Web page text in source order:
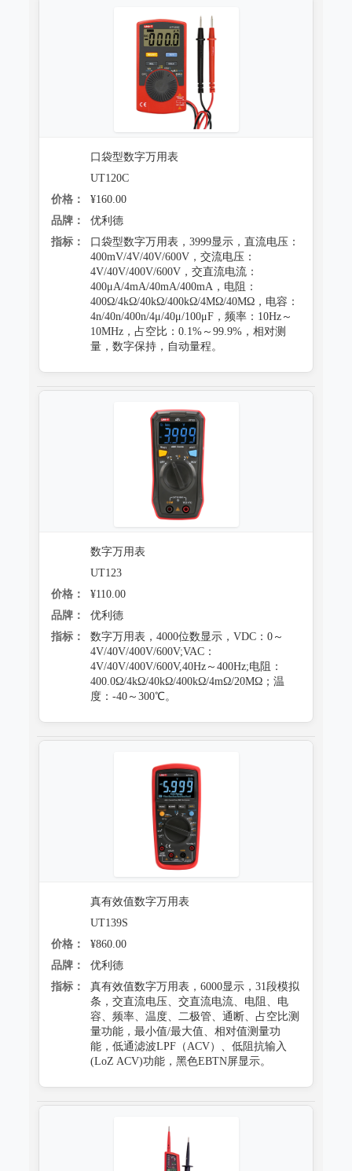
口袋型数字万用表
UT120C
价格：
¥160.00
品牌：
优利德
指标：
口袋型数字万用表，3999显示，直流电压：
400mV/4V/40V/600V，交流电压：
4V/40V/400V/600V，交直流电流：
400μA/4mA/40mA/400mA，电阻：
400Ω/4kΩ/40kΩ/400kΩ/4MΩ/40MΩ，电容：
4n/40n/400n/4μ/40μ/100μF，频率：10Hz～
10MHz，占空比：0.1%～99.9%，相对测
量，数字保持，自动量程。
数字万用表
UT123
价格：
¥110.00
品牌：
优利德
指标：
数字万用表，4000位数显示，VDC：0～
4V/40V/400V/600V;VAC：
4V/40V/400V/600V,40Hz～400Hz;电阻：
400.0Ω/4kΩ/40kΩ/400kΩ/4mΩ/20MΩ；温
度：-40～300℃。
真有效值数字万用表
UT139S
价格：
¥860.00
品牌：
优利德
指标：
真有效值数字万用表，6000显示，31段模拟
条，交直流电压、交直流电流、电阻、电
容、频率、温度、二极管、通断、占空比测
量功能，最小值/最大值、相对值测量功
能，低通滤波LPF（ACV）、低阻抗输入
(LoZ ACV)功能，黑色EBTN屏显示。